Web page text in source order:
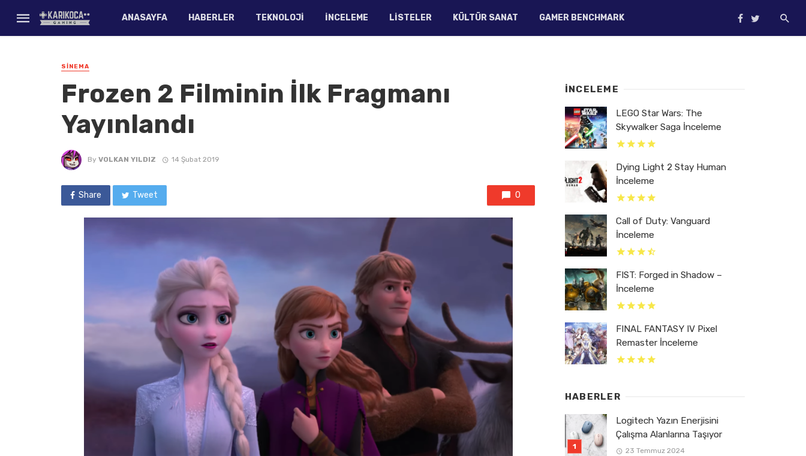
ANASAYFA HABERLER TEKNOLOJI İNCELEME LISTELER KÜLTÜR SANAT GAMER BENCHMARK
SINEMA
Frozen 2 Filminin İlk Fragmanı
Yayınlandı
By VOLKAN YILDIZ 14 Şubat 2019
Share Tweet 0
İNCELEME
LEGO Star Wars: The
Skywalker Saga İnceleme
Dying Light 2 Stay Human
İnceleme
Call of Duty: Vanguard
İnceleme
FIST: Forged in Shadow –
İnceleme
FINAL FANTASY IV Pixel
Remaster İnceleme
HABERLER
Logitech Yazın Enerjisini
Çalışma Alanlarına Taşıyor
23 Temmuz 2024